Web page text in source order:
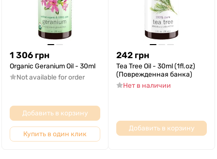
1 306 грн
Organic Geranium Oil - 30ml
Not available for order
Добавить в корзину
Купить в один клик
242 грн
Tea Tree Oil - 30ml (1fl.oz)
(Поврежденная банка)
Нет в наличии
Добавить в корзину